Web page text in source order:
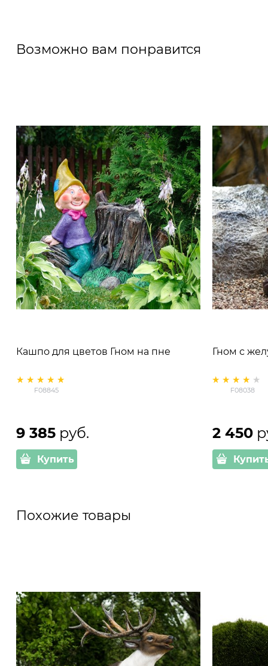
Возможно вам понравится
Кашпо для цветов Гном на пне
F08845
9 385 руб.
Купить
Гном с
F08038
2 450
Похожие товары